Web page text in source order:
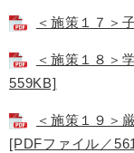
＜施策１７＞
＜施策１８＞
559KB]
＜施策１９＞
[PDFファイル／